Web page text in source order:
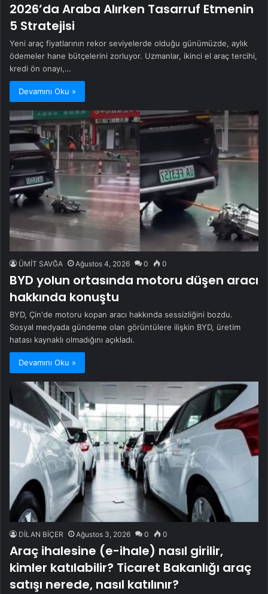
2026’da Araba Alırken Tasarruf Etmenin
5 Stratejisi
Yeni araç fiyatlarının rekor seviyelerde olduğu günümüzde, aylık
ödemeler hane bütçelerini zorluyor. Uzmanlar, ikinci el araç tercihi,
kredi ön onayı,…
Devamını Oku »
ÜMİT SAVĞA Ağustos 4, 2026 0 0
BYD yolun ortasında motoru düşen aracı
hakkında konuştu
BYD, Çin'de motoru kopan aracı hakkında sessizliğini bozdu.
Sosyal medyada gündeme olan görüntülere ilişkin BYD, üretim
hatası kaynaklı olmadığını açıkladı.
Devamını Oku »
DİLAN BİÇER Ağustos 3, 2026 0 0
Araç ihalesine (e-ihale) nasıl girilir,
kimler katılabilir? Ticaret Bakanlığı araç
satışı nerede, nasıl katılınır?